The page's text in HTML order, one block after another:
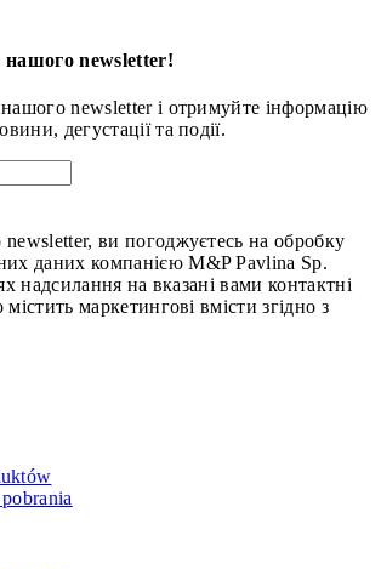
нашого newsletter!
newsletter і отримуйте інформацію
дегустації та події.
ви погоджуєтесь на обробку
даних компанією M&P Pavlina Sp.
надсилання на вказані вами контактні
маркетингові вмісти згідно з